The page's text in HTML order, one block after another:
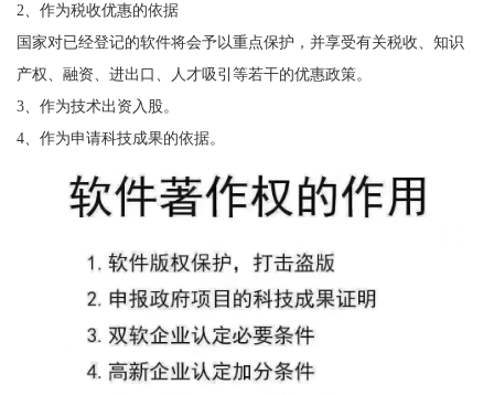
2、作为税收优惠的依据
国家对已经登记的软件将会予以重点保护，并享受有关税收、知识
产权、融资、进出口、人才吸引等若干的优惠政策。
3、作为技术出资入股。
4、作为申请科技成果的依据。